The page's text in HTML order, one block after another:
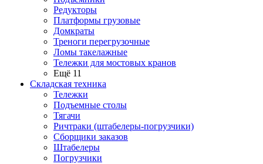
Редукторы
Платформы грузовые
Домкраты
Треноги перегрузочные
Ломы такелажные
Тележки для мостовых кранов
Ещё 11
Складская техника
Тележки
Подъемные столы
Тягачи
Ричтраки (штабелеры-погрузчики)
Сборщики заказов
Штабелеры
Погрузчики